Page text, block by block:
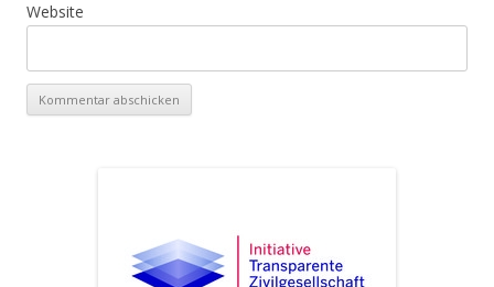
Website